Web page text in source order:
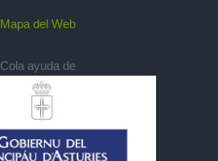
Mapa del Web
Cola ayuda de